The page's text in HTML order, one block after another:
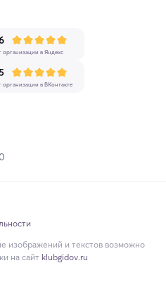
организации в Яндекс
организации в ВКонтакте
изображений и текстов возможно
на сайт klubgidov.ru